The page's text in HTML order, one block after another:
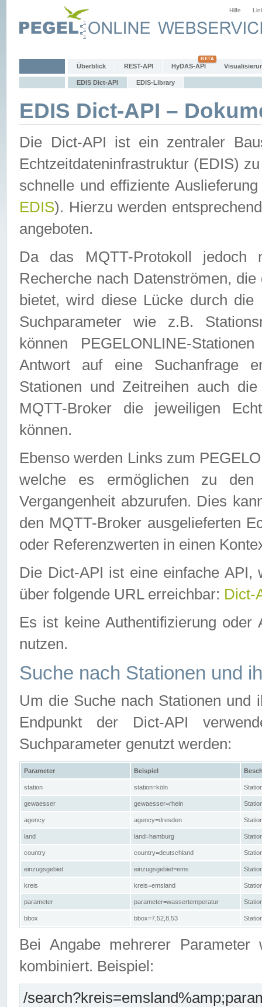
Hilfe
Überblick REST-API HyDAS-API
EDIS Dict-API EDIS-Library
EDIS Dict-API –
Die Dict-API ist ein zentraler
Echtzeitdateninfrastruktur (EDIS)
schnelle und effiziente
EDIS). Hierzu werden
angeboten.
Da das MQTT-Protokoll jedoch
Recherche nach Datenströmen,
bietet, wird diese Lücke durch die
Suchparameter wie z.B.
können PEGELONLINE-
Antwort auf eine Suchanfrage
Stationen und Zeitreihen auch
MQTT-Broker die jeweiligen
können.
Ebenso werden Links zum
welche es ermöglichen zu den
Vergangenheit abzurufen. Dies
den MQTT-Broker ausgelieferten
oder Referenzwerten in einen
Die Dict-API ist eine einfache API,
über folgende URL erreichbar: Dict-
Es ist keine Authentifizierung
nutzen.
Suche nach Stationen und
Um die Suche nach Stationen und
Endpunkt der Dict-API
Suchparameter genutzt werden:
Parameter Beispiel
station station=köln
gewaesser gewaesser=rhein
agency agency=dresden
land land=hamburg
country country=deutschland
einzugsgebiet einzugsgebiet=ems
kreis kreis=emsland
parameter parameter=wassertemperatur
bbox bbox=7,52,8,53
Bei Angabe mehrerer Parameter
kombiniert. Beispiel:
/